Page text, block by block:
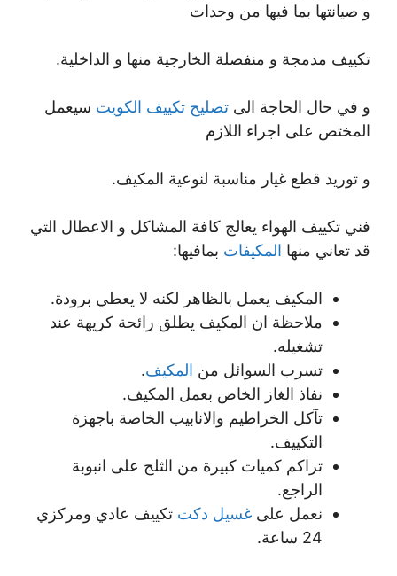
و صيانتها بما فيها من وحدات
تكييف مدمجة و منفصلة الخارجية منها و الداخلية.
و في حال الحاجة الى تصليح تكييف الكويت سيعمل
المختص على اجراء اللازم
و توريد قطع غيار مناسبة لنوعية المكيف.
فني تكييف الهواء يعالج كافة المشاكل و الاعطال التي
قد تعاني منها المكيفات بمافيها:
المكيف يعمل بالظاهر لكنه لا يعطي برودة.
ملاحظة ان المكيف يطلق رائحة كريهة عند
تشغيله.
تسرب السوائل من المكيف.
نفاذ الغاز الخاص بعمل المكيف.
تآكل الخراطيم والانابيب الخاصة باجهزة
التكييف.
تراكم كميات كبيرة من الثلج على انبوبة
الراجع.
نعمل على غسيل دكت تكييف عادي ومركزي
24 ساعة.